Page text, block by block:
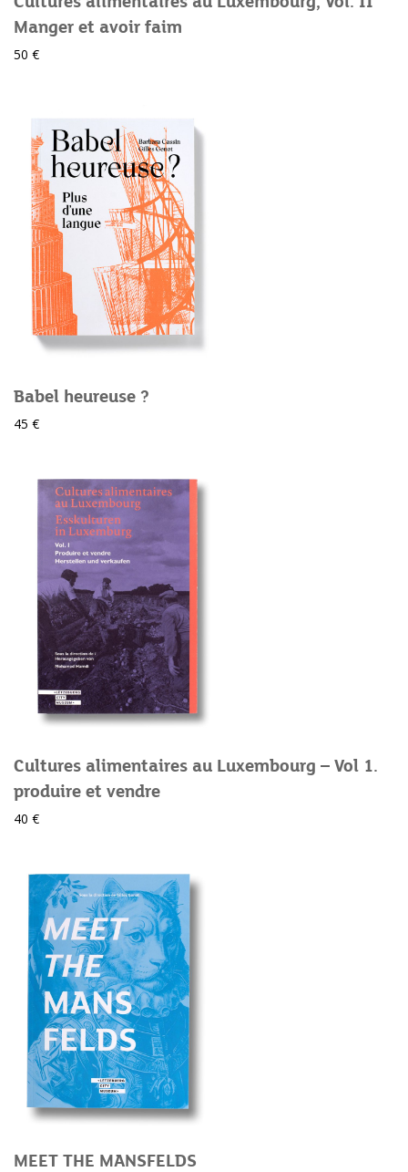
Manger et avoir faim
50 €
Babel heureuse ?
45 €
Cultures alimentaires au Luxembourg – Vol 1.
produire et vendre
40 €
MEET THE MANSFELDS